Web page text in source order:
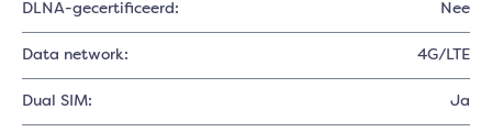
DLNA-gecertificeerd: Nee
Data network: 4G/LTE
Dual SIM: Ja